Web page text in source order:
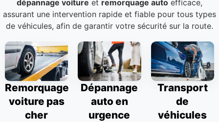
dépannage voiture et remorquage auto efficace,
assurant une intervention rapide et fiable pour tous types
de véhicules, afin de garantir votre sécurité sur la route.
Remorquage
voiture pas
cher
Dépannage
auto en
urgence
Transport
de
véhicules